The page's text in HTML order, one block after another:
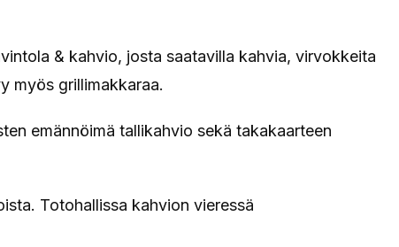
& kahvio, josta saatavilla kahvia, virvokkeita
myös grillimakkaraa.
emännöimä tallikahvio sekä takakaarteen
Totohallissa kahvion vieressä